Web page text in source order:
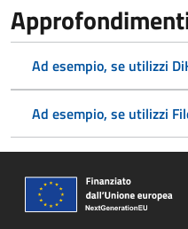
Ad esempio, se utilizzi
Ad esempio, se utilizzi